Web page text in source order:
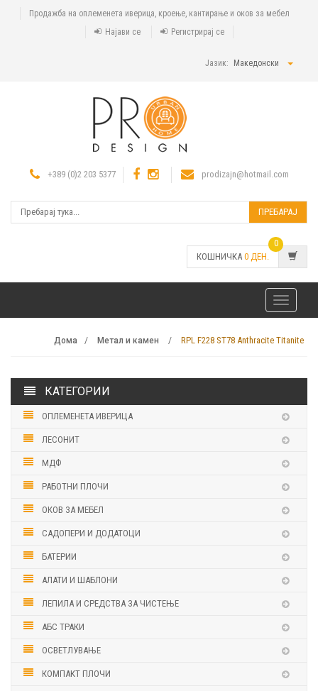
Продажба на оплеменета иверица, кроење, кантирање и оков за мебел
Најави се
Регистрирај се
Јазик: Македонски
+389 (0)2 203 5377 prodizajn@hotmail.com
ПРЕБАРАЈ
КОШНИЧКА 0 ДЕН.
0
Toggle
navigation
Дома Метал и камен RPL F228 ST78 Anthracite Titanite
КАТЕГОРИИ
ОПЛЕМЕНЕТА ИВЕРИЦА
ЛЕСОНИТ
МДФ
РАБОТНИ ПЛОЧИ
ОКОВ ЗА МЕБЕЛ
САДОПЕРИ И ДОДАТОЦИ
БАТЕРИИ
АЛАТИ И ШАБЛОНИ
ЛЕПИЛА И СРЕДСТВА ЗА ЧИСТЕЊЕ
АБС ТРАКИ
ОСВЕТЛУВАЊЕ
КОМПАКТ ПЛОЧИ